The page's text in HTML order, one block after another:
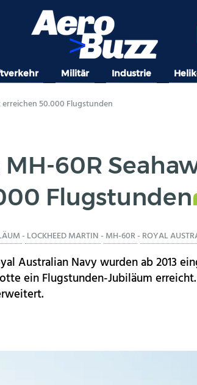
Militär Industrie
50.000 Flugstunden
60R
Flugstunden
- LOCKHEED MARTIN- MH-60R- ROYAL
Australian Navy wurden ab 2013
ein Flugstunden-Jubiläum